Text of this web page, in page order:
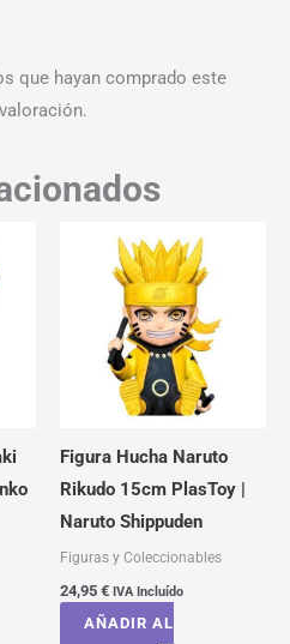
que hayan comprado este
Figura Hucha Naruto
Rikudo 15cm PlasToy |
Naruto Shippuden
Figuras y Coleccionables
24,95 € IVA Incluído
AÑADIR AL